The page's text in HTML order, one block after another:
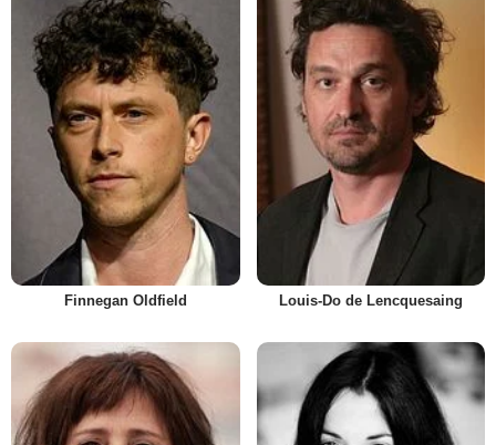
Finnegan Oldfield Louis-Do de Lencquesaing